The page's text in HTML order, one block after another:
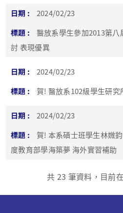
2024/02/23
醫放系學生參加2013第
討 表現優異
2024/02/23
賀! 醫放系102級學生研
2024/02/23
賀! 本系碩士班學生林媺
度教育部學海築夢 海外實習補助
共 23 筆資料，目前在